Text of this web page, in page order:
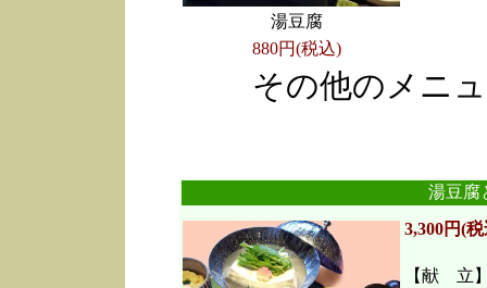
湯豆腐
880円(税込)
その他のメニ
湯豆腐
3,300円(
【献 立